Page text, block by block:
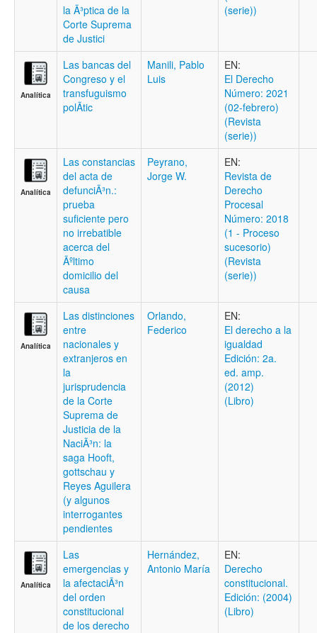
la Ã³ptica de la
Corte Suprema
de Justici
(serie))
Analítica
Las bancas del
Congreso y el
transfuguismo
polÃ­tic
Manili, Pablo
Luis
EN:
El Derecho
Número: 2021
(02-febrero)
(Revista
(serie))
Analítica
Las constancias
del acta de
defunciÃ³n.:
prueba
suficiente pero
no irrebatible
acerca del
Ãºltimo
domicilio del
causa
Peyrano,
Jorge W.
EN:
Revista de
Derecho
Procesal
Número: 2018
(1 - Proceso
sucesorio)
(Revista
(serie))
Analítica
Las distinciones
entre
nacionales y
extranjeros en
la
jurisprudencia
de la Corte
Suprema de
Justicia de la
NaciÃ³n: la
saga Hooft,
gottschau y
Reyes Aguilera
(y algunos
interrogantes
pendientes
Orlando,
Federico
EN:
El derecho a la
igualdad
Edición: 2a.
ed. amp.
(2012)
(Libro)
Analítica
Las
emergencias y
la afectaciÃ³n
del orden
constitucional
de los derecho
Hernández,
Antonio María
EN:
Derecho
constitucional.
Edición: (2004)
(Libro)